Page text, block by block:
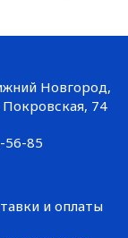
74
56-85
Новгород,
74
56-85
и оплаты